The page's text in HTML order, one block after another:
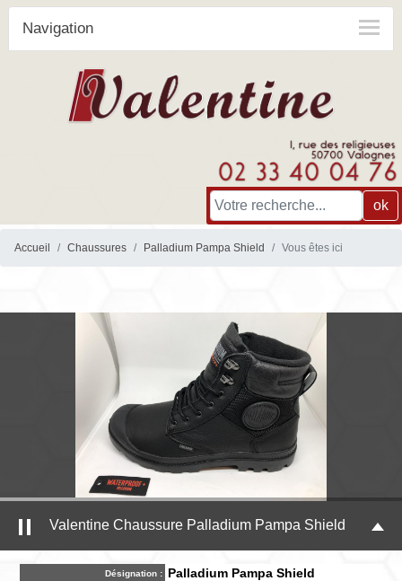
Navigation
ok
Accueil Chaussures Palladium Pampa Shield Vous êtes ici
Valentine Chaussure Palladium Pampa Shield
Désignation : Palladium Pampa Shield